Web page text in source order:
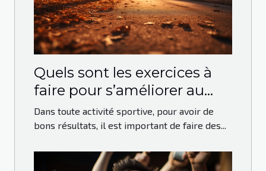
Quels sont les exercices à
faire pour s’améliorer au
running ?
Dans toute activité sportive, pour avoir de
bons résultats, il est important de faire des...